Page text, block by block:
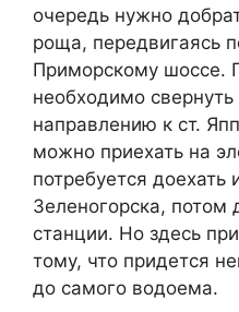
очередь нужно
роща, передвигаясь
Приморскому шоссе.
необходимо
направлению к ст.
можно приехать на
потребуется доехать
Зеленогорска, потом
станции. Но здесь
тому, что придется
до самого водоема.